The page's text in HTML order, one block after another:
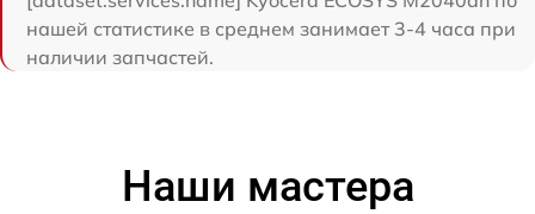
нашей статистике в среднем занимает 3-4 часа при
наличии запчастей.
Наши мастера